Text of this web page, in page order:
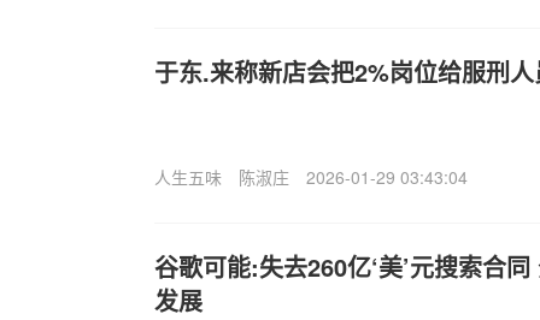
于东.来称新店会把2%岗位给服刑
人生五味 陈淑庄 2026-01-29 03:43:04
谷歌可能:失去260亿‘美’元搜索合
发展